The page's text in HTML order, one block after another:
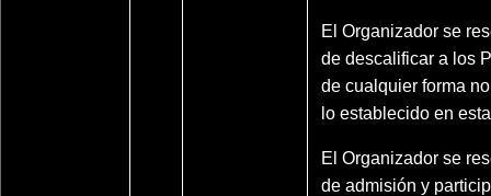
El Organizador se
de descalificar a los
de cualquier forma
lo establecido en
El Organizador se
de admisión y